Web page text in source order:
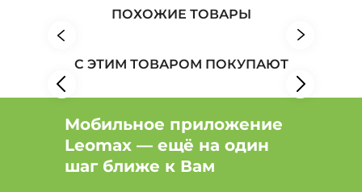
Женская одежда: Бренд Frida Collection
ПОХОЖИЕ ТОВАРЫ
С ЭТИМ ТОВАРОМ ПОКУПАЮТ
Мобильное приложение
Leomax — ещё на один
шаг ближе к Вам